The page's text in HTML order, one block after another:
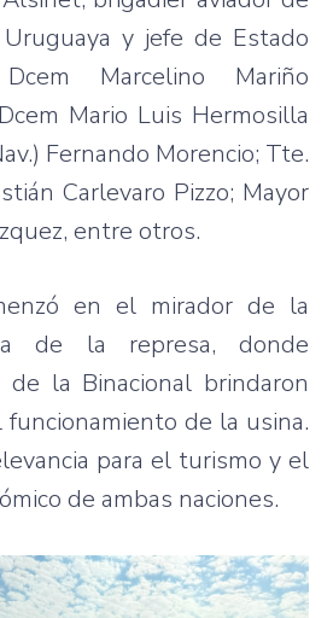
y jefe de Estado
Marcelino Mariño
Mario Luis Hermosilla
Fernando Morencio; Tte.
Carlevaro Pizzo; Mayor
entre otros.
en el mirador de la
de la represa, donde
la Binacional brindaron
de la usina.
para el turismo y el
de ambas naciones.